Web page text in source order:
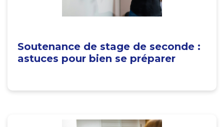
Soutenance de stage de seconde :
astuces pour bien se préparer